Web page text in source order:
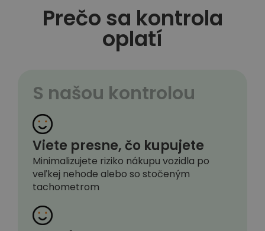
Prečo sa kontrola
oplatí
S našou kontrolou
Viete presne, čo kupujete
Minimalizujete riziko nákupu vozidla po
veľkej nehode alebo so stočeným
tachometrom